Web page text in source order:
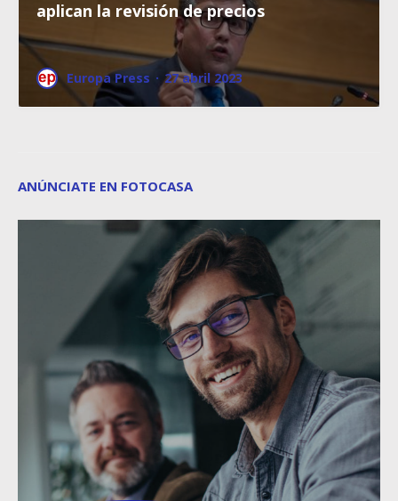
aplican la revisión de precios
Europa Press · 27 abril 2023
ANÚNCIATE EN FOTOCASA